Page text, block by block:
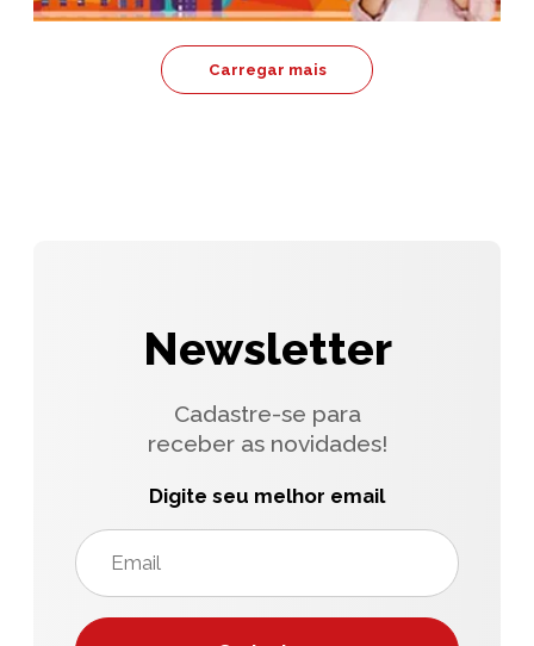
Carregar mais
Newsletter
Cadastre-se para
receber as novidades!
Digite seu melhor email